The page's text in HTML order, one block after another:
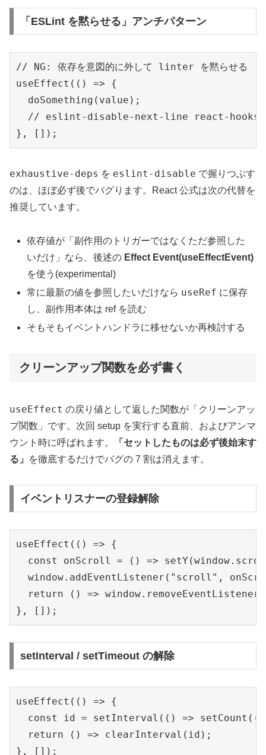
「ESLint を黙らせる」アンチパターン
// NG: 依存を意図的に外して linter を黙らせる
useEffect(() => {
  doSomething(value);
// eslint-disable-next-line react-
}, []);
exhaustive-deps を eslint-disable で握りつぶす
のは、ほぼ必ず後でバグります。React 公式は次の代替を
推奨しています。
依存値が「副作用のトリガーではなくただ参照した
いだけ」なら、後述の Effect Event(useEffectEvent)
を使う(experimental)
常に最新の値を参照したいだけなら useRef に保存
し、副作用本体は ref を読む
そもそもイベントハンドラに移せないか再検討する
クリーンアップ関数を必ず書く
useEffect の戻り値として返した関数が「クリーンアッ
プ関数」です。次回 setup を実行する直前、およびアンマ
ウント時に呼ばれます。
「セットしたものは必ず後始末す
る」
を徹底するだけでバグの 7 割は消えます。
イベントリスナーの登録解除
useEffect(() => {
const onScroll = () =>
window.addEventListener("scroll",
return () =>
}, []);
setInterval / setTimeout の解除
useEffect(() => {
const id = setInterval(() =>
  return () => clearInterval(id);
}, []);